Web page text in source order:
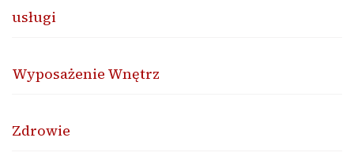
usługi
Wyposażenie Wnętrz
Zdrowie